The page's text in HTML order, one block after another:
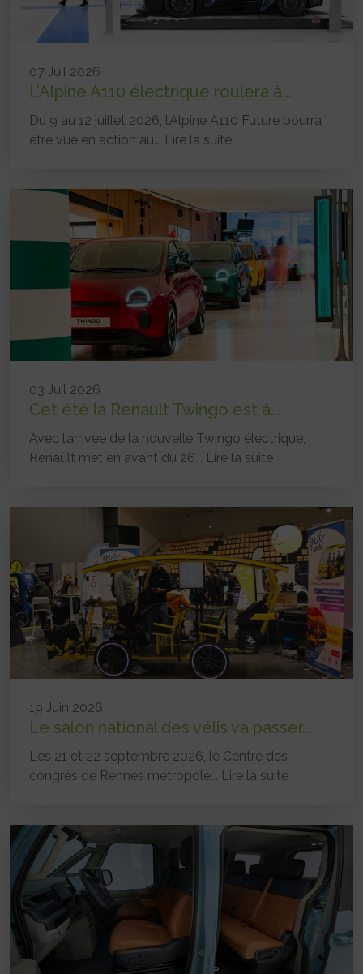
07 Juil 2026
L’Alpine A110 électrique roulera à...
Du 9 au 12 juillet 2026, l’Alpine A110 Future pourra
être vue en action au... Lire la suite
03 Juil 2026
Cet été la Renault Twingo est à...
Avec l’arrivée de la nouvelle Twingo électrique,
Renault met en avant du 26... Lire la suite
19 Juin 2026
Le salon national des vélis va passer...
Les 21 et 22 septembre 2026, le Centre des
congrès de Rennes métropole... Lire la suite